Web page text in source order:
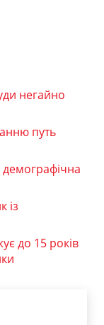
негайно
путь
із
до 15 років